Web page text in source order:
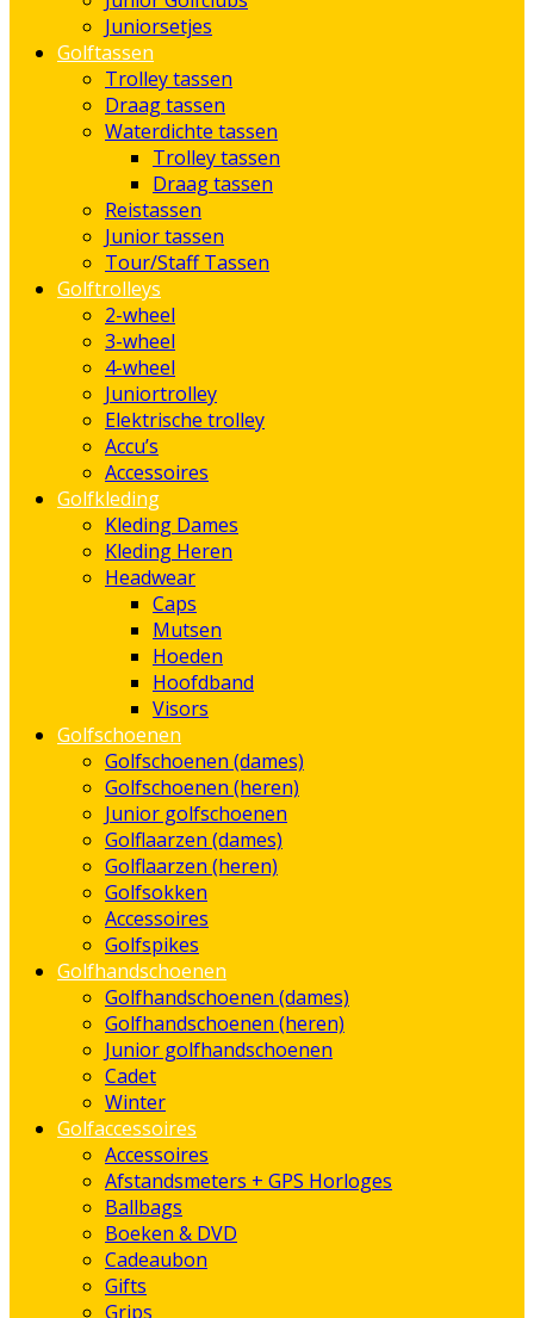
Juniorsetjes
Golftassen
Trolley tassen
Draag tassen
Waterdichte tassen
Trolley tassen
Draag tassen
Reistassen
Junior tassen
Tour/Staff Tassen
Golftrolleys
2-wheel
3-wheel
4-wheel
Juniortrolley
Elektrische trolley
Accu’s
Accessoires
Golfkleding
Kleding Dames
Kleding Heren
Headwear
Caps
Mutsen
Hoeden
Hoofdband
Visors
Golfschoenen
Golfschoenen (dames)
Golfschoenen (heren)
Junior golfschoenen
Golflaarzen (dames)
Golflaarzen (heren)
Golfsokken
Accessoires
Golfspikes
Golfhandschoenen
Golfhandschoenen (dames)
Golfhandschoenen (heren)
Junior golfhandschoenen
Cadet
Winter
Golfaccessoires
Accessoires
Afstandsmeters + GPS Horloges
Ballbags
Boeken & DVD
Cadeaubon
Gifts
Grips